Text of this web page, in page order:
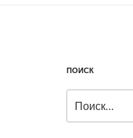
ПОИСК